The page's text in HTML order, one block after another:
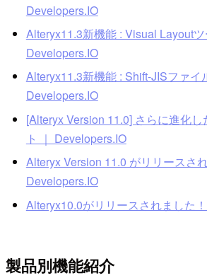
Developers.IO
Alteryx11.3新機能 : Visual Layoutツ
Developers.IO
Alteryx11.3新機能 : Shift-JISファイ
Developers.IO
[Alteryx Version 11.0] さらに進化
ト ｜ Developers.IO
Alteryx Version 11.0 がリリースさ
Developers.IO
Alteryx10.0がリリースされました
製品別機能紹介